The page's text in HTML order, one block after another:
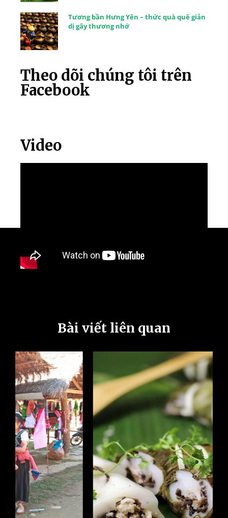
Tương bần Hưng Yên – thức quà quê giản
dị gây thương nhớ
Theo dõi chúng tôi trên
Facebook
Video
Bài viết liên quan